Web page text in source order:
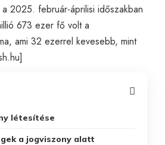
2025. február-áprilisi időszakban
673 ezer fő volt a
ami 32 ezerrel kevesebb, mint
]
létesítése
a jogviszony alatt